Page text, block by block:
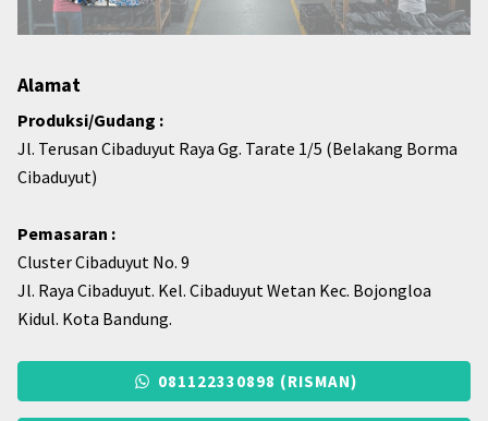
Alamat
Produksi/Gudang :
Jl. Terusan Cibaduyut Raya Gg. Tarate 1/5 (Belakang Borma
Cibaduyut)
Pemasaran :
Cluster Cibaduyut No. 9
Jl. Raya Cibaduyut. Kel. Cibaduyut Wetan Kec. Bojongloa
Kidul. Kota Bandung.
081122330898 (RISMAN)